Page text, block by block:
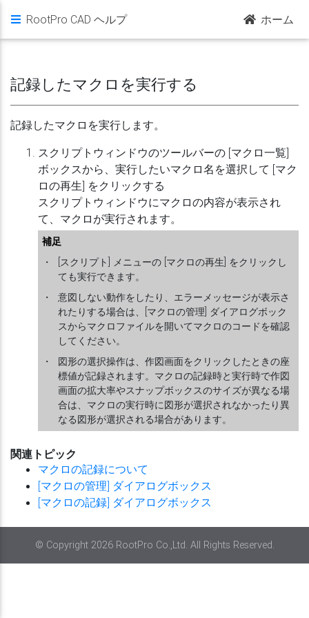
RootPro CAD ヘルプ ホーム
記録したマクロを実行する
記録したマクロを実行します。
スクリプトウィンドウのツールバーの [マクロ一覧]
ボックスから、実行したいマクロ名を選択して [マク
ロの再生] をクリックする
スクリプトウィンドウにマクロの内容が表示され
て、マクロが実行されます。
補足
・
[スクリプト] メニューの [マクロの再生] をクリックし
ても実行できます。
・
意図しない動作をしたり、エラーメッセージが表示さ
れたりする場合は、[マクロの管理] ダイアログボック
スからマクロファイルを開いてマクロのコードを確認
してください。
・
図形の選択操作は、作図画面をクリックしたときの座
標値が記録されます。マクロの記録時と実行時で作図
画面の拡大率やスナップボックスのサイズが異なる場
合は、マクロの実行時に図形が選択されなかったり異
なる図形が選択される場合があります。
関連トピック
マクロの記録について
[マクロの管理] ダイアログボックス
[マクロの記録] ダイアログボックス
© Copyright 2026 RootPro Co.,Ltd. All Rights Reserved.